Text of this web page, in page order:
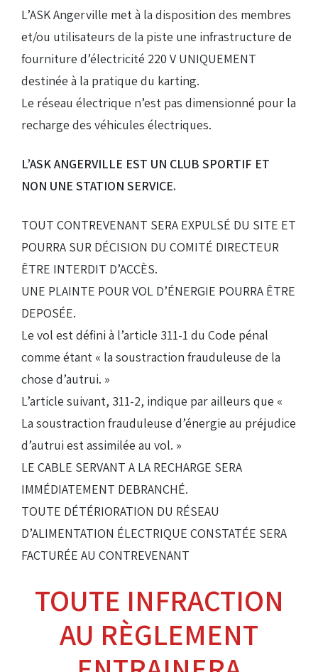
L’ASK Angerville met à la disposition des membres
et/ou utilisateurs de la piste une infrastructure de
fourniture d’électricité 220 V UNIQUEMENT
destinée à la pratique du karting.
Le réseau électrique n’est pas dimensionné pour la
recharge des véhicules électriques.
L’ASK ANGERVILLE EST UN CLUB SPORTIF ET
NON UNE STATION SERVICE.
TOUT CONTREVENANT SERA EXPULSÉ DU SITE ET
POURRA SUR DÉCISION DU COMITÉ DIRECTEUR
ÊTRE INTERDIT D’ACCÈS.
UNE PLAINTE POUR VOL D’ÉNERGIE POURRA ÊTRE
DEPOSÉE.
Le vol est défini à l’article 311-1 du Code pénal
comme étant « la soustraction frauduleuse de la
chose d’autrui. »
L’article suivant, 311-2, indique par ailleurs que «
La soustraction frauduleuse d’énergie au préjudice
d’autrui est assimilée au vol. »
LE CABLE SERVANT A LA RECHARGE SERA
IMMÉDIATEMENT DEBRANCHÉ.
TOUTE DÉTÉRIORATION DU RÉSEAU
D’ALIMENTATION ÉLECTRIQUE CONSTATÉE SERA
FACTURÉE AU CONTREVENANT
TOUTE INFRACTION
AU RÈGLEMENT